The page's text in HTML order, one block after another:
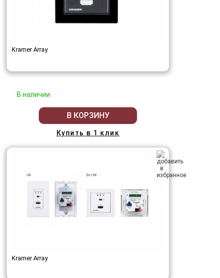
Kramer Array
В наличии
В КОРЗИНУ
Купить в 1 клик
Kramer Array